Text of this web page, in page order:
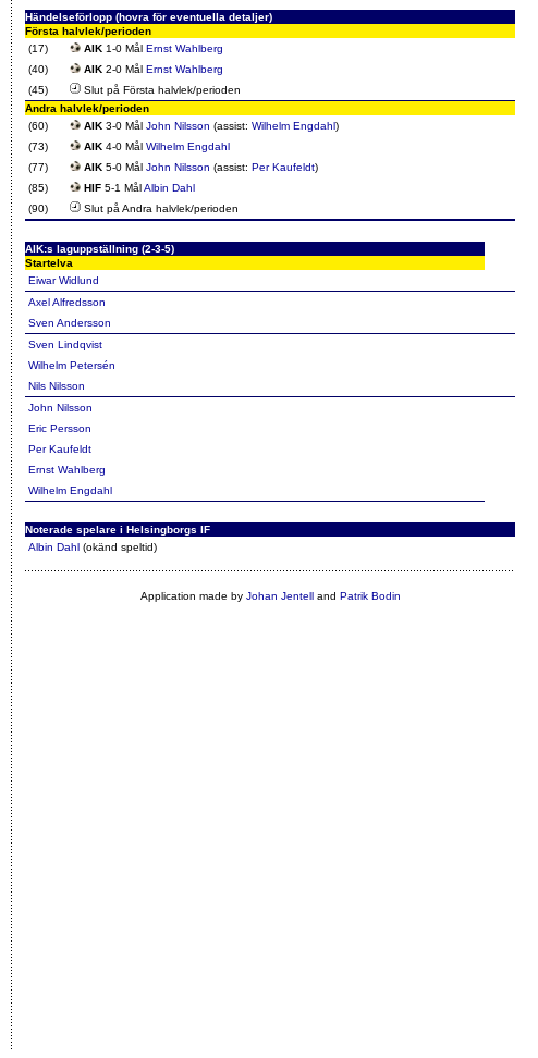
Händelseförlopp (hovra för eventuella detaljer)
Första halvlek/perioden
(17)
AIK 1-0 Mål Ernst Wahlberg
(40)
AIK 2-0 Mål Ernst Wahlberg
(45)
Slut på Första halvlek/perioden
Andra halvlek/perioden
(60)
AIK 3-0 Mål John Nilsson (assist: Wilhelm Engdahl)
(73)
AIK 4-0 Mål Wilhelm Engdahl
(77)
AIK 5-0 Mål John Nilsson (assist: Per Kaufeldt)
(85)
HIF 5-1 MålAlbin Dahl
(90)
Slut på Andra halvlek/perioden
AIK:s laguppställning (2-3-5)
Startelva
Eiwar Widlund
Axel Alfredsson
Sven Andersson
Sven Lindqvist
Wilhelm Petersén
Nils Nilsson
John Nilsson
Eric Persson
Per Kaufeldt
Ernst Wahlberg
Wilhelm Engdahl
Noterade spelare i Helsingborgs IF
Albin Dahl (okänd speltid)
Application made by Johan Jentelland Patrik Bodin